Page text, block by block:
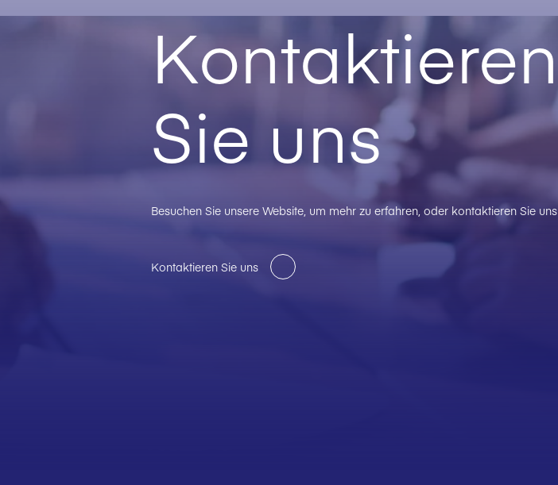
Kontaktieren
Sie uns
Besuchen Sie unsere Website, um mehr zu erfahren, oder kontaktieren Sie uns
Kontaktieren Sie uns